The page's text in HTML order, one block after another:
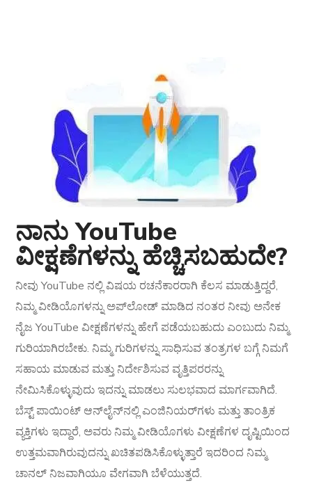
ನಾನು YouTube
ವೀಕ್ಷಣೆಗಳನ್ನು ಹೆಚ್ಚಿಸಬಹುದೇ?
ನೀವು YouTube ನಲ್ಲಿ ವಿಷಯ ರಚನೆಕಾರರಾಗಿ ಕೆಲಸ ಮಾಡುತ್ತಿದ್ದರೆ,
ನಿಮ್ಮ ವೀಡಿಯೊಗಳನ್ನು ಅಪ್‌ಲೋಡ್ ಮಾಡಿದ ನಂತರ ನೀವು ಅನೇಕ
ನೈಜ YouTube ವೀಕ್ಷಣೆಗಳನ್ನು ಹೇಗೆ ಪಡೆಯಬಹುದು ಎಂಬುದು ನಿಮ್ಮ
ಗುರಿಯಾಗಿರಬೇಕು. ನಿಮ್ಮ ಗುರಿಗಳನ್ನು ಸಾಧಿಸುವ ತಂತ್ರಗಳ ಬಗ್ಗೆ ನಿಮಗೆ
ಸಹಾಯ ಮಾಡುವ ಮತ್ತು ನಿರ್ದೇಶಿಸುವ ವೃತ್ತಿಪರರನ್ನು
ನೇಮಿಸಿಕೊಳ್ಳುವುದು ಇದನ್ನು ಮಾಡಲು ಸುಲಭವಾದ ಮಾರ್ಗವಾಗಿದೆ.
ಬೆಸ್ಟ್ ಪಾಯಿಂಟ್ ಆನ್‌ಲೈನ್‌ನಲ್ಲಿ ಎಂಜಿನಿಯರ್‌ಗಳು ಮತ್ತು ತಾಂತ್ರಿಕ
ವ್ಯಕ್ತಿಗಳು ಇದ್ದಾರೆ, ಅವರು ನಿಮ್ಮ ವೀಡಿಯೊಗಳು ವೀಕ್ಷಣೆಗಳ ದೃಷ್ಟಿಯಿಂದ
ಉತ್ತಮವಾಗಿರುವುದನ್ನು ಖಚಿತಪಡಿಸಿಕೊಳ್ಳುತ್ತಾರೆ ಇದರಿಂದ ನಿಮ್ಮ
ಚಾನಲ್ ನಿಜವಾಗಿಯೂ ವೇಗವಾಗಿ ಬೆಳೆಯುತ್ತದೆ.